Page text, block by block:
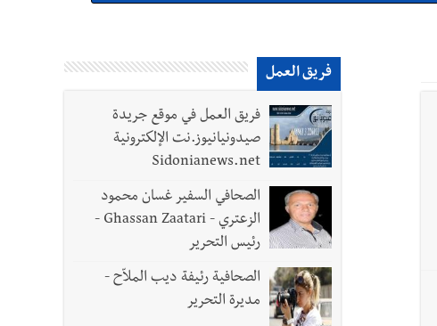
فريق العمل
فريق العمل في موقع جريدة
صيدونيانيوز.نت الإلكترونية
Sidonianews.net
الصحافي السفير غسان محمود
الزعتري - Ghassan Zaatari -
رئيس التحرير
الصحافية رئيفة ديب الملاّح -
مديرة التحرير